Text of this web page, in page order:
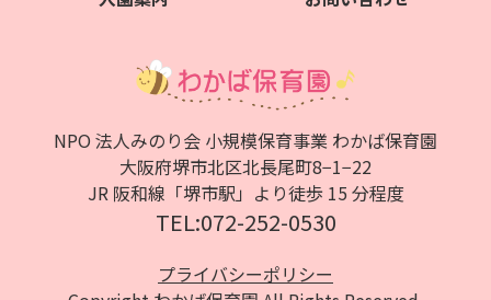
NPO 法人みのり会 小規模保育事業 わかば保育園
大阪府堺市北区北⻑尾町8−1−22
JR 阪和線「堺市駅」より徒歩 15 分程度
TEL:072-252-0530
プライバシーポリシー